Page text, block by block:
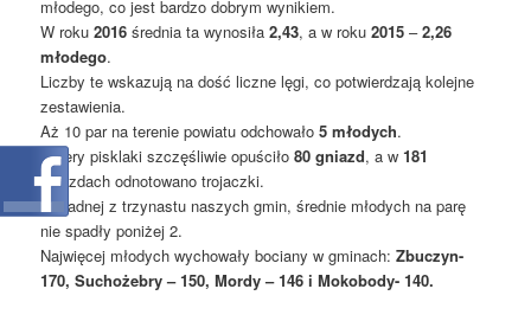
młodego, co jest bardzo dobrym wynikiem.
W roku2016 średnia ta wynosiła2,43, a w roku2015 –2,26
młodego.
Liczby te wskazują na dość liczne lęgi, co potwierdzają kolejne
zestawienia.
Aż 10 par na terenie powiatu odchowało5 młodych.
Cztery pisklaki szczęśliwie opuściło80 gniazd, a w181
gniazdach odnotowano trojaczki.
W żadnej z trzynastu naszych gmin, średnie młodych na parę
nie spadły poniżej 2.
Najwięcej młodych wychowały bociany w gminach:Zbuczyn-
170, Suchożebry – 150, Mordy – 146 i Mokobody- 140.